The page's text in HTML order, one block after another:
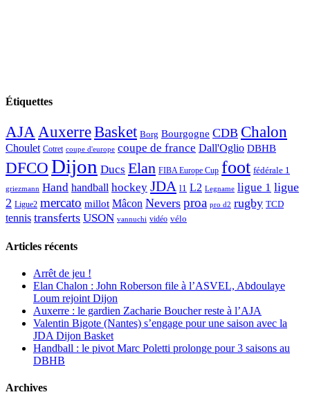
Étiquettes
AJAAuxerreBasket Borg Bourgogne CDB Chalon
Choulet Cotret coupe d'europe coupe de france Dall'Oglio DBHB
DFCODijon Ducs Elan FIBA Europe Cup foot fédérale 1
griezmann Hand handball hockey JDA l1 L2 Legname ligue 1 ligue
2 Ligue2 mercato millot Mâcon Nevers proa pro d2 rugby TCD
tennis transferts USON vannuchi vidéo vélo
Articles récents
Arrêt de jeu !
Elan Chalon : John Roberson file à l’ASVEL, Abdoulaye
Loum rejoint Dijon
Auxerre : le gardien Zacharie Boucher reste à l’AJA
Valentin Bigote (Nantes) s’engage pour une saison avec la
JDA Dijon Basket
Handball : le pivot Marc Poletti prolonge pour 3 saisons au
DBHB
Archives